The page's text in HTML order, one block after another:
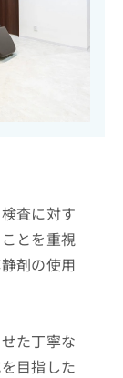
査に対す
とを重視
剤の使用
た丁寧な
目指した